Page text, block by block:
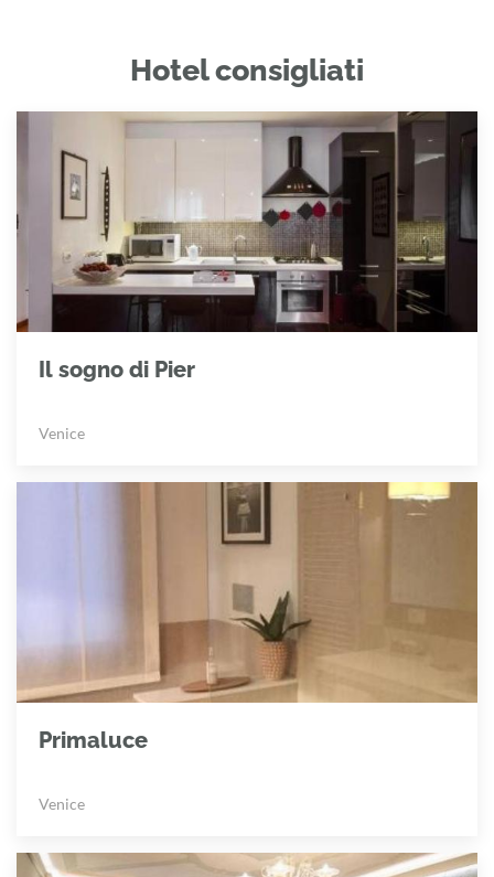
Hotel consigliati
Il sogno di Pier
Venice
Primaluce
Venice